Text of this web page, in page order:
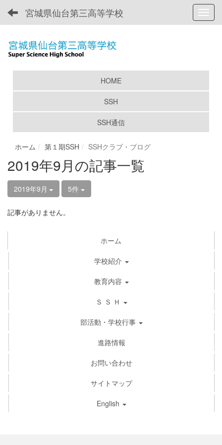
宮城県仙台第三高等学校
HOME
SSH
SSH通信
ホーム 第１期SSH SSHクラブ・ブログ
2019年9月の記事一覧
2019年9月 5件
記事がありません。
ホーム
学校紹介
教育内容
Ｓ Ｓ Ｈ
部活動・学校行事
進路情報
お問い合わせ
サイトマップ
English